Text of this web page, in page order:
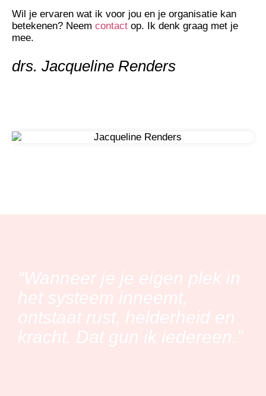
Wil je ervaren wat ik voor jou en je organisatie kan
betekenen? Neem contact op. Ik denk graag met je
mee.
drs. Jacqueline Renders